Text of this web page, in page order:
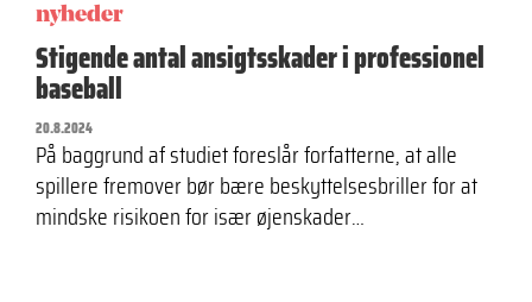
nyheder
Stigende antal ansigtsskader i professionel
baseball
20.8.2024
På baggrund af studiet foreslår forfatterne, at alle
spillere fremover bør bære beskyttelsesbriller for at
mindske risikoen for især øjenskader…